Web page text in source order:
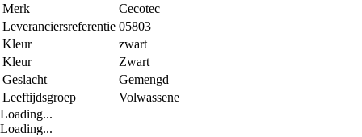
Merk
Cecotec
Leveranciersreferentie 05803
Kleur
zwart
Kleur
Zwart
Geslacht
Gemengd
Leeftijdsgroep
Volwassene
Loading...
Loading...